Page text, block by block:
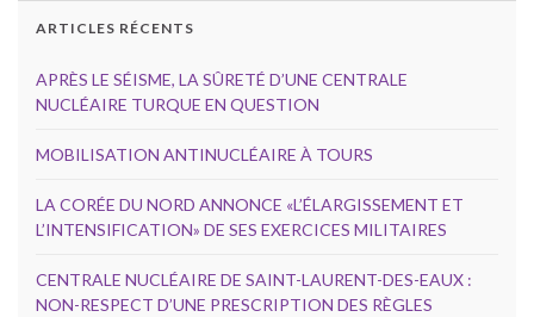
ARTICLES RÉCENTS
APRÈS LE SÉISME, LA SÛRETÉ D’UNE CENTRALE
NUCLÉAIRE TURQUE EN QUESTION
MOBILISATION ANTINUCLÉAIRE À TOURS
LA CORÉE DU NORD ANNONCE «L’ÉLARGISSEMENT ET
L’INTENSIFICATION» DE SES EXERCICES MILITAIRES
CENTRALE NUCLÉAIRE DE SAINT-LAURENT-DES-EAUX :
NON-RESPECT D’UNE PRESCRIPTION DES RÈGLES